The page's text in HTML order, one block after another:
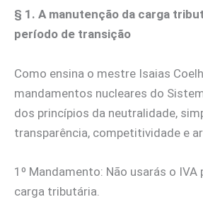
§ 1. A manutenção da carga
período de transição
Como ensina o mestre Isaias
mandamentos nucleares do
dos princípios da neutralidade,
transparência, competitividade e
1º Mandamento: Não usarás o IVA
carga tributária.